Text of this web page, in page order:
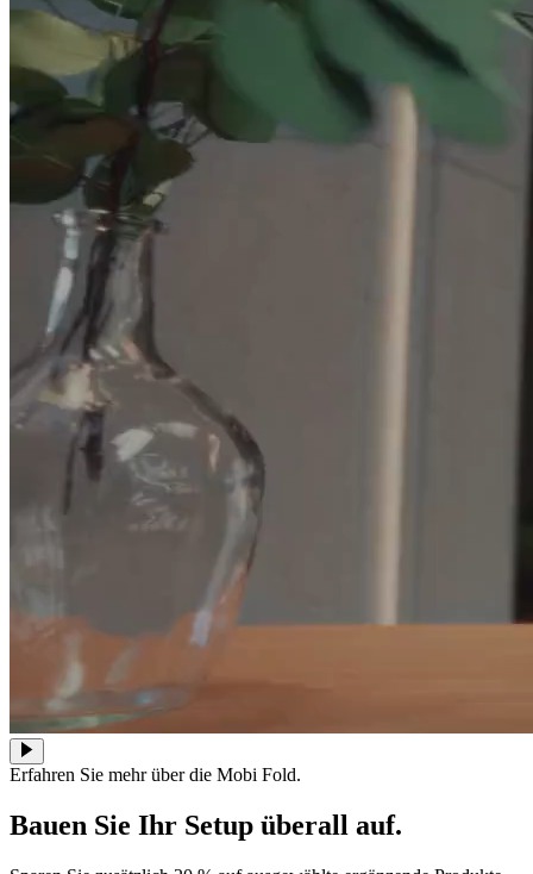
Erfahren Sie mehr über die Mobi Fold.
Bauen Sie Ihr Setup überall auf.